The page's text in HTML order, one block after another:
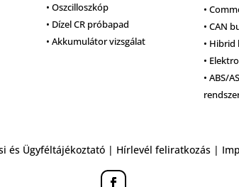
• Oszcilloszkóp
• Dízel CR próbapad
• Akkumulátor vizsgálat
•
• CAN
• Hibrid
•
• ABS/
és Ügyféltájékoztató | Hírlevél feliratkozás |